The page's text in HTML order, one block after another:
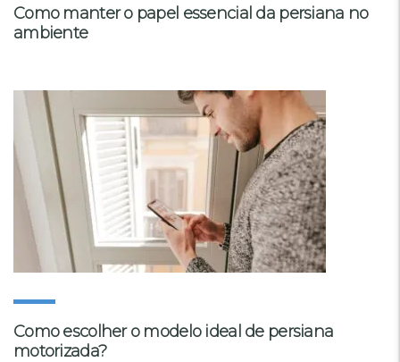
Como manter o papel essencial da persiana no
ambiente
Como escolher o modelo ideal de persiana
motorizada?